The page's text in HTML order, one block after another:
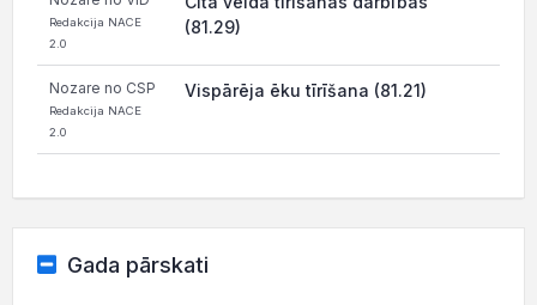
Redakcija NACE
2.0
(81.29)
Nozare no CSP
Redakcija NACE
2.0
Vispārēja ēku tīrīšana (81.21)
Gada pārskati